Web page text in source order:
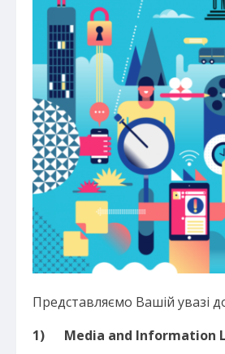
Представляємо Вашій увазі
1) Media and Information